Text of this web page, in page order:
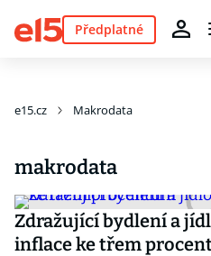
Předplatné
e15.cz Makrodata
makrodata
Zdražující bydlení a
inflace ke třem